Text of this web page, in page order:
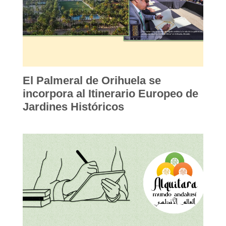
El Palmeral de Orihuela se
incorpora al Itinerario Europeo de
Jardines Históricos